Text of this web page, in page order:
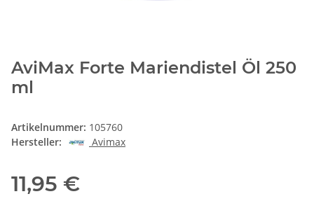
AviMax Forte Mariendistel Öl 250
ml
Artikelnummer: 105760
Hersteller:
Avimax
11,95 €